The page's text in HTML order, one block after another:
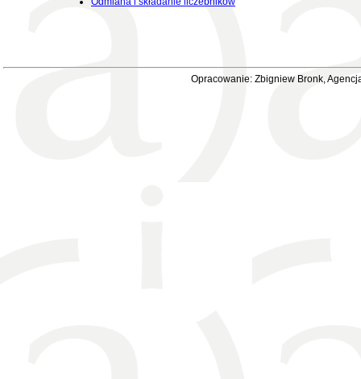
Opracowanie: Zbigniew Bronk,